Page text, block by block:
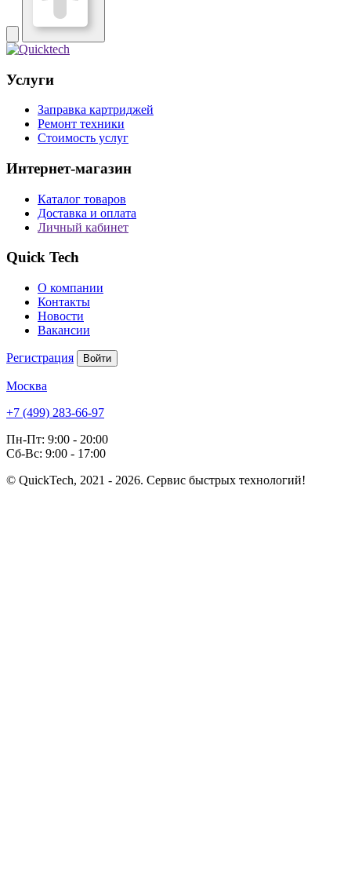
Услуги
Заправка картриджей
Ремонт техники
Стоимость услуг
Интернет-магазин
Каталог товаров
Доставка и оплата
Личный кабинет
Quick Tech
О компании
Контакты
Новости
Вакансии
Регистрация Войти
Москва
+7 (499) 283-66-97
Пн-Пт: 9:00 - 20:00
Сб-Вс: 9:00 - 17:00
© QuickTech, 2021 - 2026. Сервис быстрых технологий!